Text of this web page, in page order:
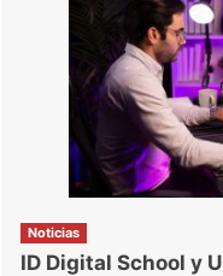
Noticias
ID Digital School y